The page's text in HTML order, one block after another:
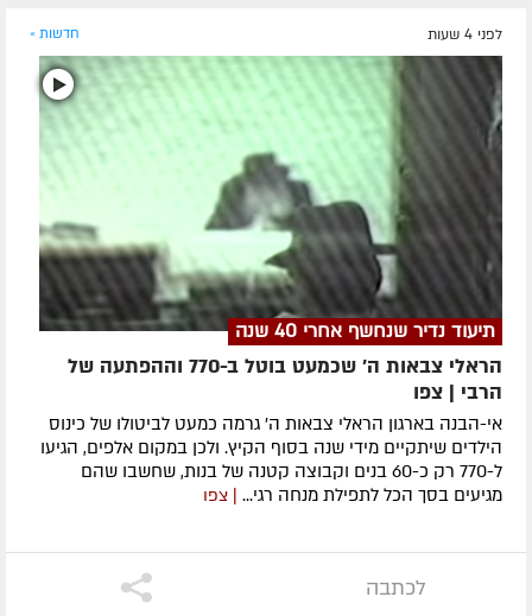
לפני 4 שעות חדשות »
תיעוד נדיר שנחשף אחרי 40 שנה
הראלי צבאות ה' שכמעט בוטל ב-770 וההפתעה של
הרבי | צפו
אי-הבנה בארגון הראלי צבאות ה' גרמה כמעט לביטולו של כינוס
הילדים שיתקיים מידי שנה בסוף הקיץ. ולכן במקום אלפים, הגיעו
ל-770 רק כ-60 בנים וקבוצה קטנה של בנות, שחשבו שהם
מגיעים בסך הכל לתפילת מנחה רגי...
| צפו
לכתבה